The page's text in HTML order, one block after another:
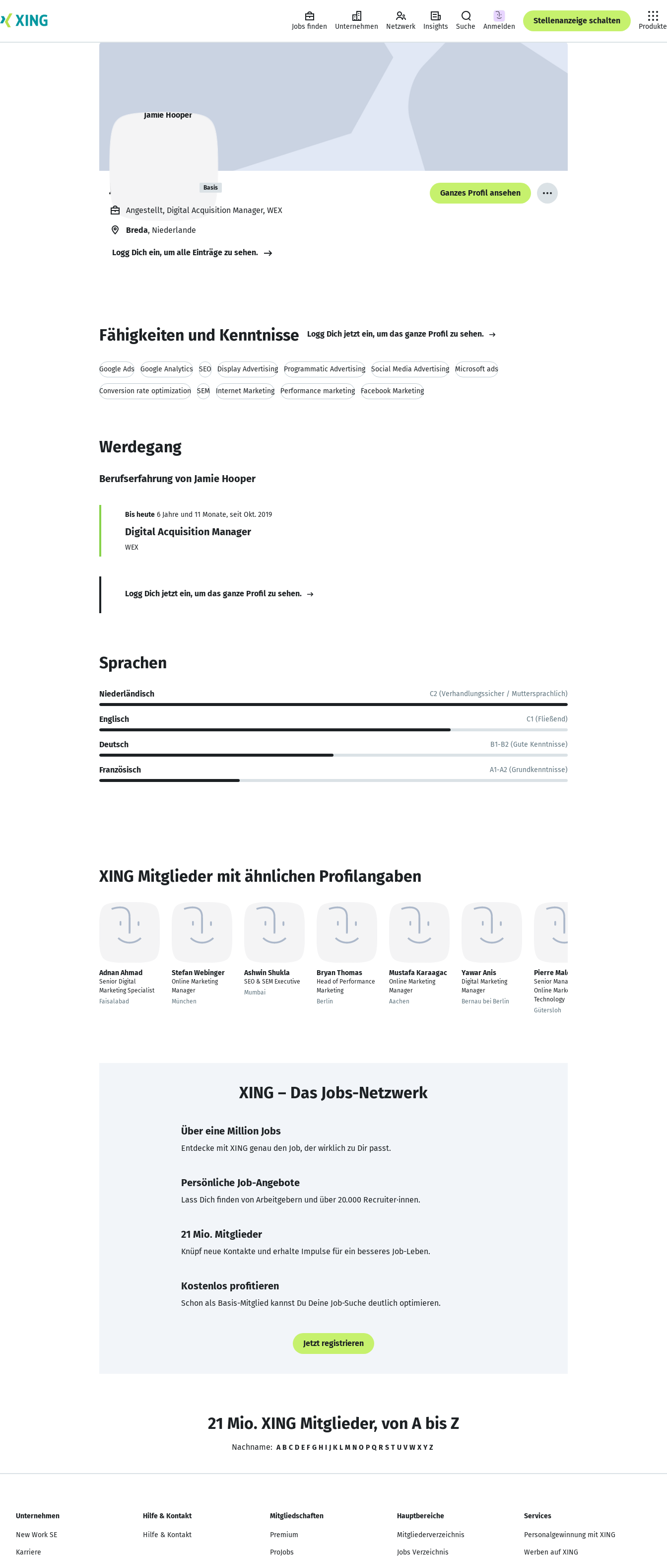
Jobs finden Unternehmen Netzwerk Insights Suche Anmelden
Stellenanzeige schalten
Produkte
Jamie Hooper Basis
Ganzes Profil ansehen
Angestellt, Digital Acquisition Manager, WEX
Breda, Niederlande
Logg Dich ein, um alle Einträge zu sehen.
Fähigkeiten und Kenntnisse Logg Dich jetzt ein, um das ganze Profil zu sehen.
Google Ads Google Analytics SEO Display Advertising Programmatic Advertising Social Media Advertising Microsoft ads
Conversion rate optimization SEM Internet Marketing Performance marketing Facebook Marketing
Werdegang
Berufserfahrung von Jamie Hooper
Bis heute 6 Jahre und 11 Monate, seit Okt. 2019
Digital Acquisition Manager
WEX
Logg Dich jetzt ein, um das ganze Profil zu sehen.
Sprachen
Niederländisch C2 (Verhandlungssicher / Muttersprachlich)
Englisch C1 (Fließend)
Deutsch B1-B2 (Gute Kenntnisse)
Französisch A1-A2 (Grundkenntnisse)
XING Mitglieder mit ähnlichen Profilangaben
Adnan Ahmad
Senior Digital
Marketing Specialist
Faisalabad
Stefan Webinger
Online Marketing
Manager
München
Ashwin Shukla
SEO & SEM Executive
Mumbai
Bryan Thomas
Head of Performance
Marketing
Berlin
Mustafa Karaagac
Online Marketing
Manager
Aachen
Yawar Anis
Digital Marketing
Manager
Bernau bei Berlin
Pierre Maler
Senior Manager
Online Marketing &
Technology
Gütersloh
XING – Das Jobs-Netzwerk
Über eine Million Jobs
Entdecke mit XING genau den Job, der wirklich zu Dir passt.
Persönliche Job-Angebote
Lass Dich finden von Arbeitgebern und über 20.000 Recruiter·innen.
21 Mio. Mitglieder
Knüpf neue Kontakte und erhalte Impulse für ein besseres Job-Leben.
Kostenlos profitieren
Schon als Basis-Mitglied kannst Du Deine Job-Suche deutlich optimieren.
Jetzt registrieren
21 Mio. XING Mitglieder, von A bis Z
Nachname: A B C D E F G H I J K L M N O P Q R S T U V W X Y Z
Unternehmen
New Work SE
Karriere
Hilfe & Kontakt
Hilfe & Kontakt
Mitgliedschaften
Premium
ProJobs
Hauptbereiche
Mitgliederverzeichnis
Jobs Verzeichnis
Services
Personalgewinnung mit XING
Werben auf XING